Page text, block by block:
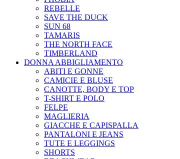
REBELLE
SAVE THE DUCK
SUN 68
TAMARIS
THE NORTH FACE
TIMBERLAND
DONNA ABBIGLIAMENTO
ABITI E GONNE
CAMICIE E BLUSE
CANOTTE, BODY E TOP
T-SHIRT E POLO
FELPE
MAGLIERIA
GIACCHE E CAPISPALLA
PANTALONI E JEANS
TUTE E LEGGINGS
SHORTS